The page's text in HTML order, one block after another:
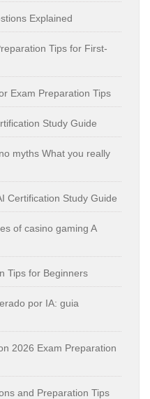
Explained
Tips for First-
Exam Preparation Tips
Study Guide
myths What you really
Certification Study Guide
of casino gaming A
Tips for Beginners
por IA: guia
2026 Exam Preparation
and Preparation Tips